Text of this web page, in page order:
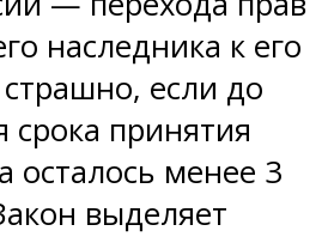
наследника к его
если до
срока принятия
осталось менее 3
выделяет